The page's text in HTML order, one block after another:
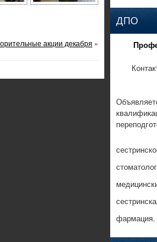
акции декабря »
ДПО
фармация.